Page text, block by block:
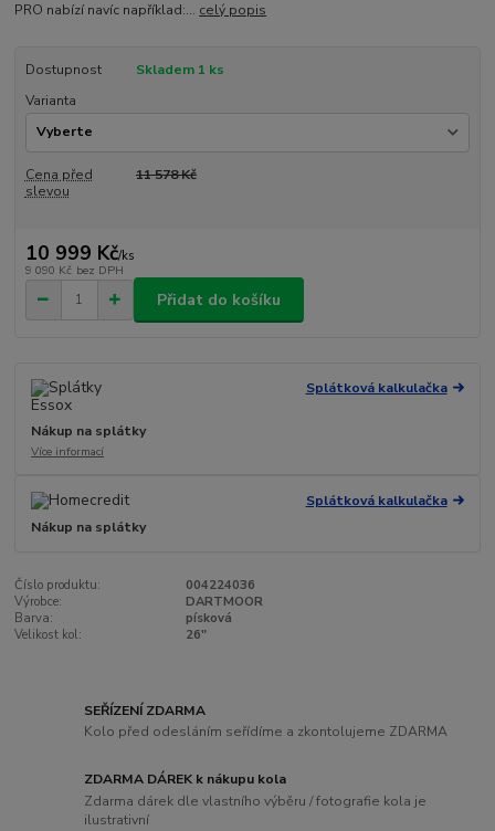
PRO nabízí navíc například:... celý popis
Dostupnost
Skladem 1 ks
Varianta
Cena před
slevou
11 578 Kč
10 999 Kč/ks
9 090 Kč bez DPH
Přidat do košíku
Splátková kalkulačka
Nákup na splátky
Více informací
Splátková kalkulačka
Nákup na splátky
Číslo produktu:
004224036
Výrobce:
DARTMOOR
Barva:
písková
Velikost kol:
26"
SEŘÍZENÍ ZDARMA
Kolo před odesláním seřídíme a zkontolujeme ZDARMA
ZDARMA DÁREK k nákupu kola
Zdarma dárek dle vlastního výběru / fotografie kola je
ilustrativní